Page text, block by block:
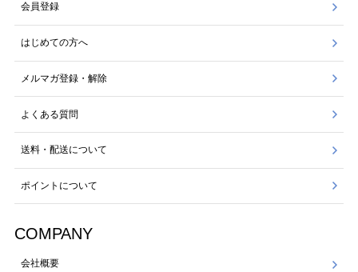
会員登録
はじめての方へ
メルマガ登録・解除
よくある質問
送料・配送について
ポイントについて
COMPANY
会社概要